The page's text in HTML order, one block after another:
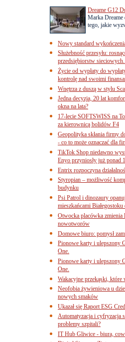
Dreame G12
Marka Dreame
tego, jakie
Nowy standard
Służebność przesyłu:
przedsiębiorstw
Życie od wypłaty do
kontrolę nad swoimi
Wnętrza z duszą w stylu
Jedna decyzja, 20 lat
okna na lata?
17-lecie SOFTSWISS na
za kierownicą bolidów F4
Geopolityka skłania firmy
- co to może oznaczać dla
TikTok Shop niedawno
Enyo przyniosły już ponad
Entrix rozpoczyna
Styropian – możliwość
budynku
Psi Patrol i dinozaury
mieszkańcami
Otwocka placówka zmienia
nowotworów
Domowe biuro: pomysł
Pionowe karty i ulepszony
One.
Pionowe karty i ulepszony
One.
Wakacyjne przekąski, które
Neofobia żywieniowa u
nowych smaków
Ukazał się Raport ESG
Automatyzacja i cyfryzacja
problemy szpitali?
IT Hub Gliwice - biura,